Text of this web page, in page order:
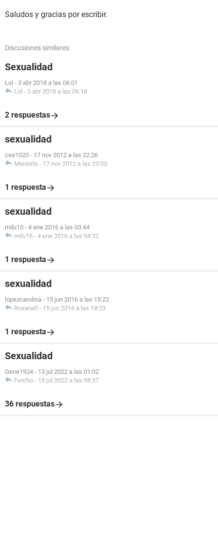
Saludos y gracias por escribir.
Discusiones similares
Sexualidad
Lol - 3 abr 2018 a las 06:01
Lol - 3 abr 2018 a las 06:18
2 respuestas
sexualidad
ces1020 - 17 nov 2012 a las 22:26
Merxiste - 17 nov 2012 a las 23:03
1 respuesta
sexualidad
milu15 - 4 ene 2016 a las 03:44
milu15 - 4 ene 2016 a las 04:32
1 respuesta
sexualidad
lopezcarolina - 15 jun 2016 a las 15:22
Roxane0 - 15 jun 2016 a las 18:23
1 respuesta
Sexualidad
Gene1924 - 13 jul 2022 a las 01:02
Fercho - 15 jul 2022 a las 08:37
36 respuestas